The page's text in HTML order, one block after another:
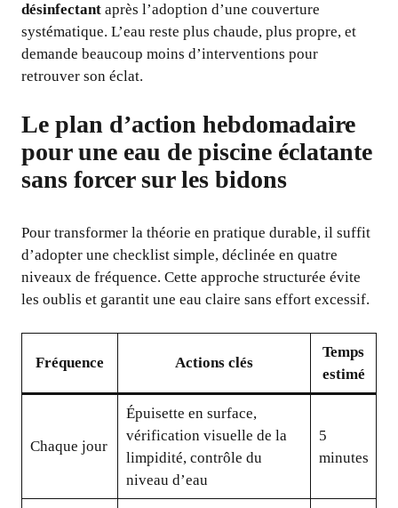
désinfectant après l’adoption d’une couverture
systématique. L’eau reste plus chaude, plus propre, et
demande beaucoup moins d’interventions pour
retrouver son éclat.
Le plan d’action hebdomadaire
pour une eau de piscine éclatante
sans forcer sur les bidons
Pour transformer la théorie en pratique durable, il suffit
d’adopter une checklist simple, déclinée en quatre
niveaux de fréquence. Cette approche structurée évite
les oublis et garantit une eau claire sans effort excessif.
Fréquence Actions clés
Temps
estimé
Chaque jour
Épuisette en surface,
vérification visuelle de la
limpidité, contrôle du
niveau d’eau
5
minutes